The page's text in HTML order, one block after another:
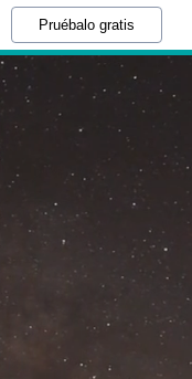
Pruébalo gratis